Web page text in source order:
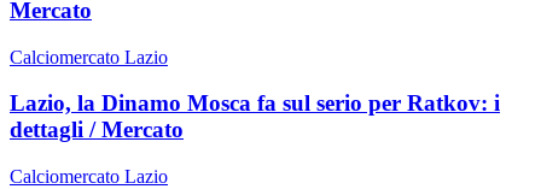
Mercato
Calciomercato Lazio
Lazio, la Dinamo Mosca fa sul serio per Ratkov: i
dettagli / Mercato
Calciomercato Lazio